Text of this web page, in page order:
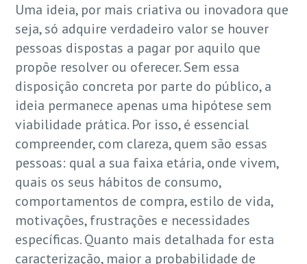
Uma ideia, por mais criativa ou inovadora que
seja, só adquire verdadeiro valor se houver
pessoas dispostas a pagar por aquilo que
propõe resolver ou oferecer. Sem essa
disposição concreta por parte do público, a
ideia permanece apenas uma hipótese sem
viabilidade prática. Por isso, é essencial
compreender, com clareza, quem são essas
pessoas: qual a sua faixa etária, onde vivem,
quais os seus hábitos de consumo,
comportamentos de compra, estilo de vida,
motivações, frustrações e necessidades
específicas. Quanto mais detalhada for esta
caracterização, maior a probabilidade de